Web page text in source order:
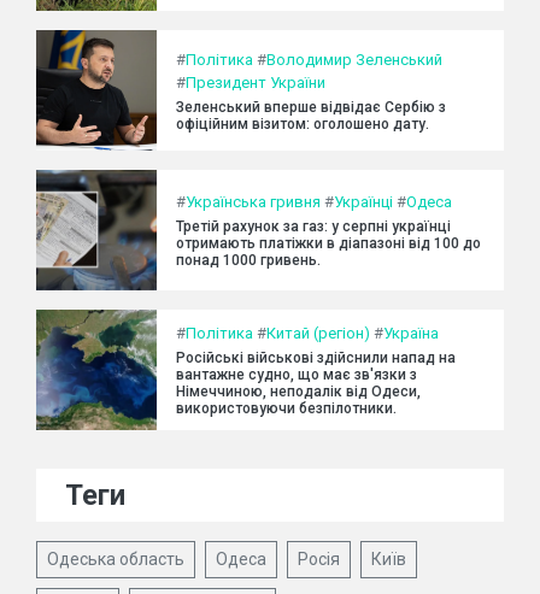
#Політика #Володимир Зеленський
#Президент України
Зеленський вперше відвідає Сербію з
офіційним візитом: оголошено дату.
#Українська гривня #Українці #Одеса
Третій рахунок за газ: у серпні українці
отримають платіжки в діапазоні від 100 до
понад 1000 гривень.
#Політика #Китай (регіон) #Україна
Російські військові здійснили напад на
вантажне судно, що має зв'язки з
Німеччиною, неподалік від Одеси,
використовуючи безпілотники.
Теги
Одеська область Одеса Росія Київ